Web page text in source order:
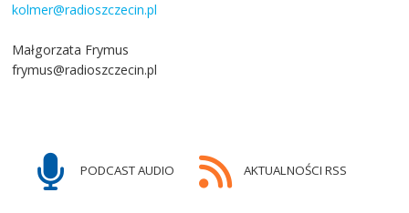
kolmer@radioszczecin.pl
Małgorzata Frymus
frymus@radioszczecin.pl
PODCAST AUDIO AKTUALNOŚCI RSS